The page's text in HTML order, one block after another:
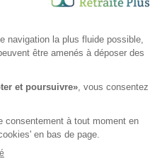
aide de nos équipes ?
& disponibilités